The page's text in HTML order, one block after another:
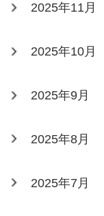
2025年11月
2025年10月
2025年9月
2025年8月
2025年7月